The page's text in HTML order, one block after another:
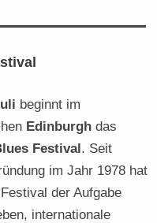
beginnt im
Edinburgh das
Festival. Seit
im Jahr 1978 hat
der Aufgabe
internationale